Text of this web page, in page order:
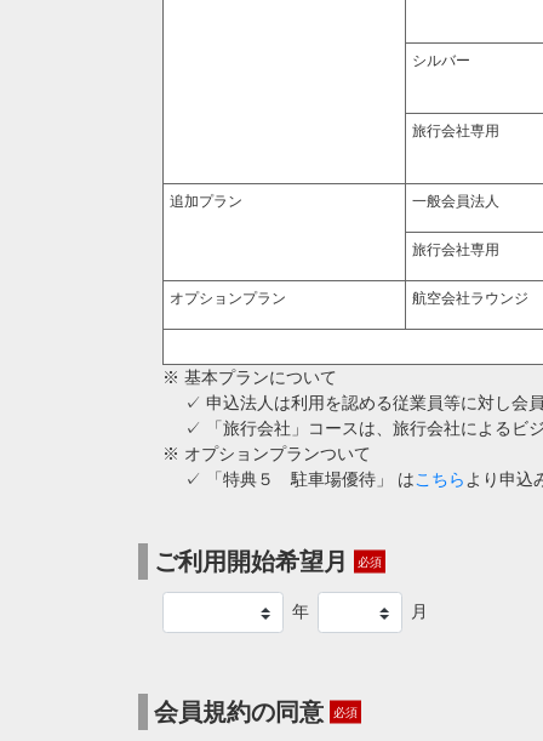
シルバー
旅行会社専用
追加プラン 一般会員法人
旅行会社専用
オプションプラン 航空会社ラウンジ
※ 基本プランについて
✓ 申込法人は利用を認める従業員等に対し会
✓ 「旅行会社」コースは、旅行会社によるビ
※ オプションプランついて
✓ 「特典５ 駐車場優待」 はこちら より申込
ご利用開始希望月
年 月
会員規約の同意